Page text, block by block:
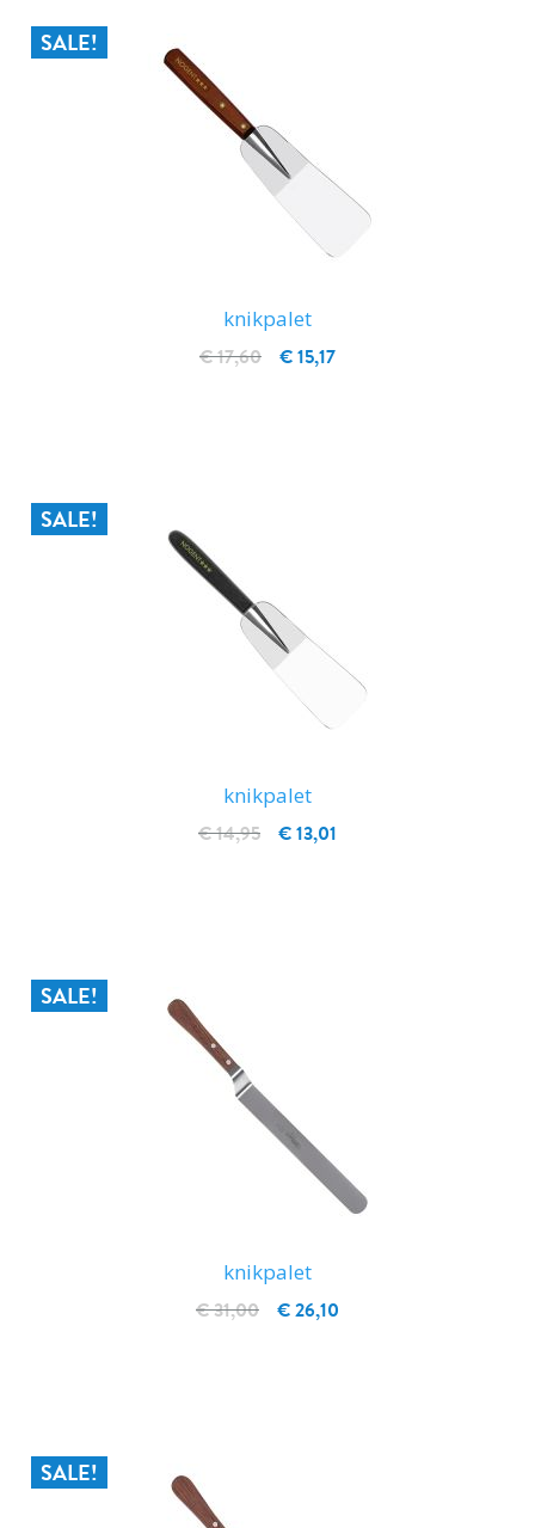
SALE!
knikpalet
€ 15,17
€ 17,60
SALE!
knikpalet
€ 13,01
€ 14,95
SALE!
knikpalet
€ 26,10
€ 31,00
SALE!